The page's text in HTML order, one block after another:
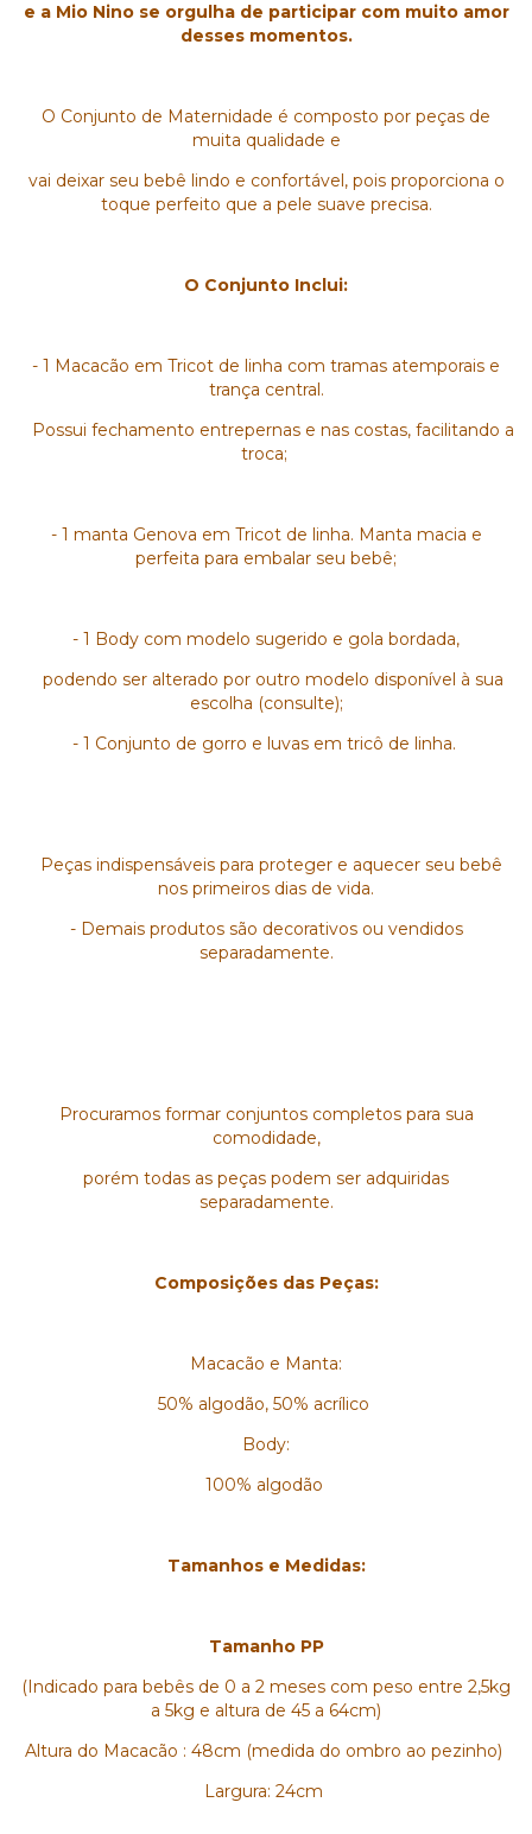
e a Mio Nino se orgulha de participar com muito amor
desses momentos.
O Conjunto de Maternidade é composto por peças de
muita qualidade e
vai deixar seu bebê lindo e confortável, pois proporciona o
toque perfeito que a pele suave precisa.
O Conjunto Inclui:
- 1 Macacão em Tricot de linha com tramas atemporais e
trança central.
Possui fechamento entrepernas e nas costas, facilitando a
troca;
- ⁠1 manta Genova em Tricot de linha. Manta macia e
perfeita para embalar seu bebê;
- ⁠1 Body com modelo sugerido e gola bordada,
podendo ser alterado por outro modelo disponível à sua
escolha (consulte);
- 1 Conjunto de gorro e luvas em tricô de linha.
Peças indispensáveis para proteger e aquecer seu bebê
nos primeiros dias de vida.
- Demais produtos são decorativos ou vendidos
separadamente.
Procuramos formar conjuntos completos para sua
comodidade,
porém todas as peças podem ser adquiridas
separadamente.
Composições das Peças:
Macacão e Manta:
50% algodão, 50% acrílico
Body:
100% algodão
Tamanhos e Medidas:
Tamanho PP
(Indicado para bebês de 0 a 2 meses com peso entre 2,5kg
a 5kg e altura de 45 a 64cm)
Altura do Macacão : 48cm (medida do ombro ao pezinho)
Largura: 24cm